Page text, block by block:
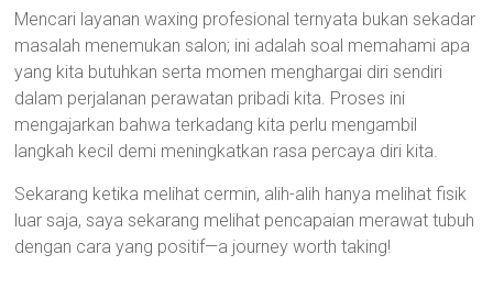
Mencari layanan waxing profesional ternyata bukan sekadar
masalah menemukan salon; ini adalah soal memahami apa
yang kita butuhkan serta momen menghargai diri sendiri
dalam perjalanan perawatan pribadi kita. Proses ini
mengajarkan bahwa terkadang kita perlu mengambil
langkah kecil demi meningkatkan rasa percaya diri kita.
Sekarang ketika melihat cermin, alih-alih hanya melihat fisik
luar saja, saya sekarang melihat pencapaian merawat tubuh
dengan cara yang positif—a journey worth taking!